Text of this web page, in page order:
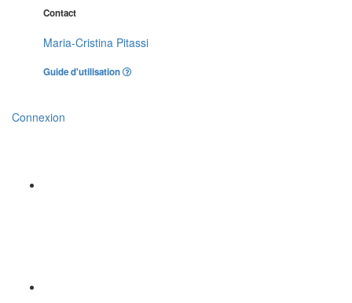
Contact
Maria-Cristina Pitassi
Guide d'utilisation
Connexion